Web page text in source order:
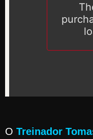
O Treinador